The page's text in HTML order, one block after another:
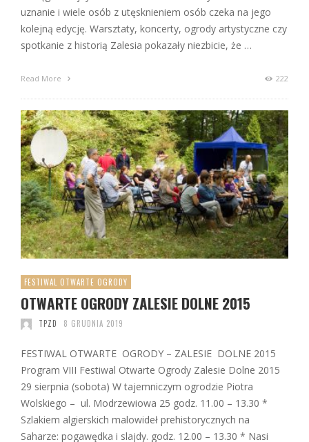
uznanie i wiele osób z utęsknieniem osób czeka na jego
kolejną edycję. Warsztaty, koncerty, ogrody artystyczne czy
spotkanie z historią Zalesia pokazały niezbicie, że …
Read More 222
FESTIWAL OTWARTE OGRODY
OTWARTE OGRODY ZALESIE DOLNE 2015
TPZD 8 GRUDNIA 2019
FESTIWAL OTWARTE OGRODY – ZALESIE DOLNE 2015
Program VIII Festiwal Otwarte Ogrody Zalesie Dolne 2015
29 sierpnia (sobota) W tajemniczym ogrodzie Piotra
Wolskiego – ul. Modrzewiowa 25 godz. 11.00 – 13.30 *
Szlakiem algierskich malowideł prehistorycznych na
Saharze: pogawędka i slajdy. godz. 12.00 – 13.30 * Nasi